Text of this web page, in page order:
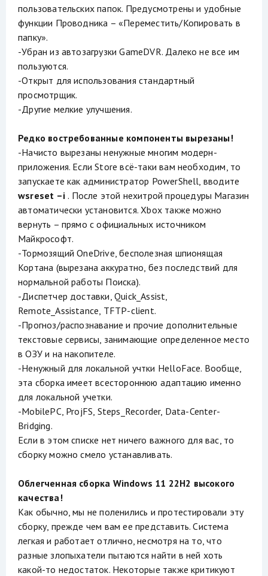
пользовательских папок. Предусмотрены и удобные
функции Проводника – «Переместить/Копировать в
папку».
-Убран из автозагрузки GameDVR. Далеко не все им
пользуются.
-Открыт для использования стандартный
просмотрщик.
-Другие мелкие улучшения.
Редко востребованные компоненты вырезаны!
-Начисто вырезаны ненужные многим модерн-
приложения. Если Store всё-таки вам необходим, то
запускаете как администратор PowerShell, вводите
wsreset –i . После этой нехитрой процедуры Магазин
автоматически установится. Xbox также можно
вернуть – прямо с официальных источником
Майкрософт.
-Тормозящий OneDrive, бесполезная шпионящая
Кортана (вырезана аккуратно, без последствий для
нормальной работы Поиска).
-Диспетчер доставки, Quick_Assist,
Remote_Assistance, TFTP-client.
-Прогноз/распознавание и прочие дополнительные
текстовые сервисы, занимающие определенное место
в ОЗУ и на накопителе.
-Ненужный для локальной учтки HelloFace. Вообще,
эта сборка имеет всестороннюю адаптацию именно
для локальной учетки.
-MobilePC, ProjFS, Steps_Recorder, Data-Center-
Bridging.
Если в этом списке нет ничего важного для вас, то
сборку можно смело устанавливать.
Облегченная сборка Windows 11 22H2 высокого
качества!
Как обычно, мы не поленились и протестировали эту
сборку, прежде чем вам ее представить. Система
легкая и работает отлично, несмотря на то, что
разные злопыхатели пытаются найти в ней хоть
какой-то недостаток. Некоторые также критикуют